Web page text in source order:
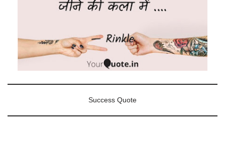
Success Quote